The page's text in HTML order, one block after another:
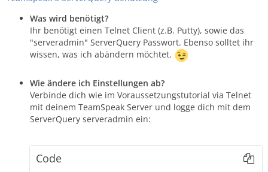
Was wird benötigt?
Ihr benötigt einen Telnet Client (z.B. Putty), sowie das
"serveradmin" ServerQuery Passwort. Ebenso solltet ihr
wissen, was ich abändern möchtet.
Wie ändere ich Einstellungen ab?
Verbinde dich wie im Voraussetzungstutorial via Telnet
mit deinem TeamSpeak Server und logge dich mit dem
ServerQuery serveradmin ein:
Code